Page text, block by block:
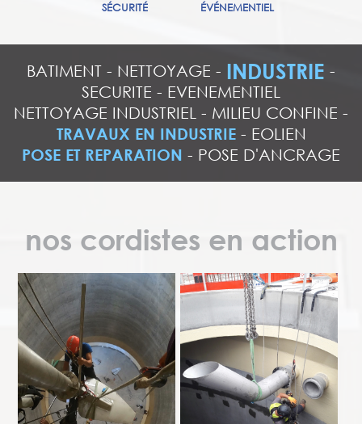
SÉCURITÉ ÉVÉNEMENTIEL
BATIMENT - NETTOYAGE - INDUSTRIE -
SECURITE - EVENEMENTIEL
NETTOYAGE INDUSTRIEL - MILIEU CONFINE -
TRAVAUX EN INDUSTRIE- EOLIEN
POSE ET REPARATION - POSE D'ANCRAGE
nos cordistes en action